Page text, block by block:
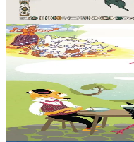
Er stok22,90 €
6 vloaz hag ouzhpenn
TES
Fablennoù La
Levr-CD. Dastumad
19 treser. Sonerezh gant
Er stok25,00 €